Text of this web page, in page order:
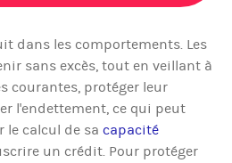
dans les comportements. Les
sans excès, tout en veillant à
courantes, protéger leur
l'endettement, ce qui peut
le calcul de sa capacité
un crédit. Pour protéger